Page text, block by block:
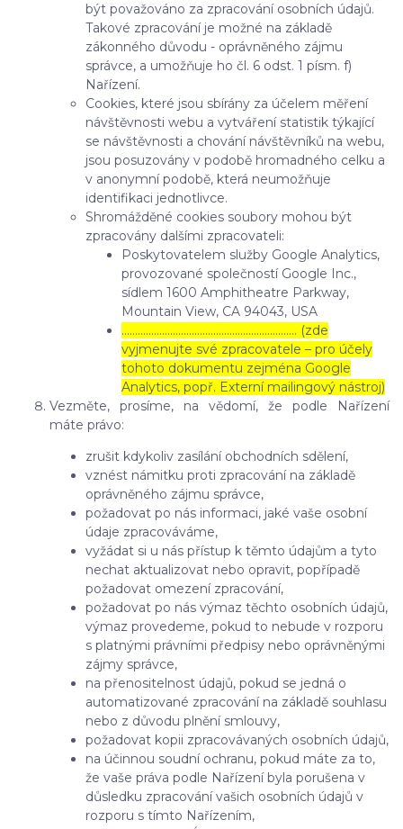
být považováno za zpracování osobních údajů.
Takové zpracování je možné na základě
zákonného důvodu - oprávněného zájmu
správce, a umožňuje ho čl. 6 odst. 1 písm. f)
Nařízení.
Cookies, které jsou sbírány za účelem měření
návštěvnosti webu a vytváření statistik týkající
se návštěvnosti a chování návštěvníků na webu,
jsou posuzovány v podobě hromadného celku a
v anonymní podobě, která neumožňuje
identifikaci jednotlivce.
Shromážděné cookies soubory mohou být
zpracovány dalšími zpracovateli:
Poskytovatelem služby Google Analytics,
provozované společností Google Inc.,
sídlem 1600 Amphitheatre Parkway,
Mountain View, CA 94043, USA
……………………………………………………..… (zde
vyjmenujte své zpracovatele – pro účely
tohoto dokumentu zejména Google
Analytics, popř. Externí mailingový nástroj)
Vezměte, prosíme, na vědomí, že podle Nařízení
máte právo:
zrušit kdykoliv zasílání obchodních sdělení,
vznést námitku proti zpracování na základě
oprávněného zájmu správce,
požadovat po nás informaci, jaké vaše osobní
údaje zpracováváme,
vyžádat si u nás přístup k těmto údajům a tyto
nechat aktualizovat nebo opravit, popřípadě
požadovat omezení zpracování,
požadovat po nás výmaz těchto osobních údajů,
výmaz provedeme, pokud to nebude v rozporu
s platnými právními předpisy nebo oprávněnými
zájmy správce,
na přenositelnost údajů, pokud se jedná o
automatizované zpracování na základě souhlasu
nebo z důvodu plnění smlouvy,
požadovat kopii zpracovávaných osobních údajů,
na účinnou soudní ochranu, pokud máte za to,
že vaše práva podle Nařízení byla porušena v
důsledku zpracování vašich osobních údajů v
rozporu s tímto Nařízením,